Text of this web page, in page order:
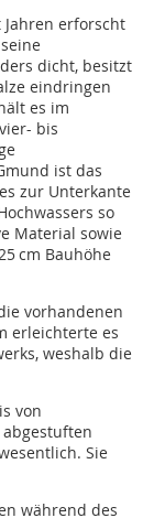
erforscht
dicht, besitzt
eindringen
es im
bis
ist das
zur Unterkante
so
Material sowie
cm Bauhöhe
vorhandenen
erleichterte es
weshalb die
von
Sie
während des